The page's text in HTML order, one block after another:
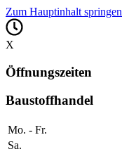
Zum Hauptinhalt springen
X
Öffnungszeiten
Baustoffhandel
Mo. - Fr.
Sa.